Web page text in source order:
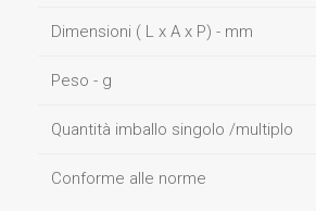
Dimensioni ( L x A x P) - mm
Peso - g
Quantità imballo singolo /multiplo
Conforme alle norme